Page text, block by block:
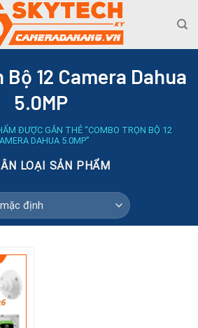
12 Camera Dahua
5.0MP
ĐƯỢC GẮN THẺ “COMBO TRỌN BỘ 12
DAHUA 5.0MP”
LOẠI SẢN PHẨM